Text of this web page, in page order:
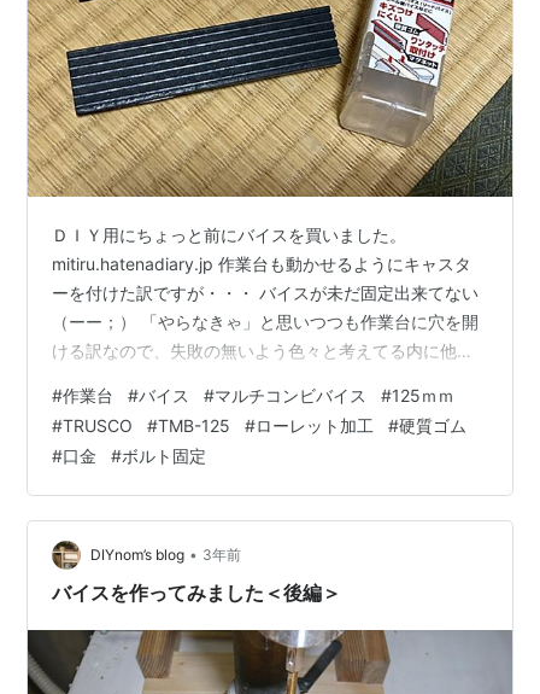
ＤＩＹ用にちょっと前にバイスを買いました。
mitiru.hatenadiary.jp 作業台も動かせるようにキャスタ
ーを付けた訳ですが・・・ バイスが未だ固定出来てない
（ーー；） 「やらなきゃ」と思いつつも作業台に穴を開
ける訳なので、失敗の無いよう色々と考えてる内に他が
ゃ！」と簡単な所から整備。 バイスは掴む所がローレッ
ト加工の金属なので、木材やプラ等を挟むと傷が付きま
す。 なので SK11 マグネット付き バイス用口金 2個入り
125mm (口幅) SK11(エスケー11) Amazon こんな物が売
ってます。硬質ゴムが付いた口金ですね…
#作業台 #バイス #マルチコンビバイス #125ｍｍ
#TRUSCO #TMB-125 #ローレット加工 #硬質ゴム
#口金 #ボルト固定
DIYnom’s blog • 3年前
バイスを作ってみました＜後編＞